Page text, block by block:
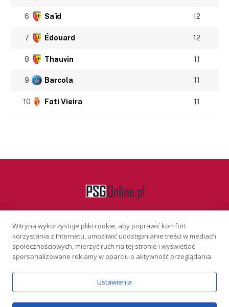
6 Saïd 12
7 Édouard 12
8 Thauvin 11
9 Barcola 11
10 Fati Vieira 11
Facebook
KONTAKT REKLAMA POLITYKA PRYWATNOŚCI
Serwis wyłącznie dla osób powyżej 18 lat. Hazard może uzależniać.
Graj odpowiedzialnie.Szczegóły
Copyright © 2026 PSGonline.pl
Witryna wykorzystuje pliki cookie, aby poprawić komfort
korzystania z Internetu, umożliwić udostępnianie treści w mediach
społecznościowych, mierzyć ruch na tej stronie i wyświetlać
spersonalizowane reklamy w oparciu o aktywność przeglądania.
Ustawienia